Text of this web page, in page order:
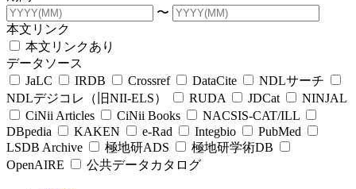
〜
本文リンク
本文リンクあり
データソース
JaLC
IRDB Crossref DataCite
NDLサーチ
NDLデジコレ（旧NII-ELS）
RUDA JDCat
NINJAL
CiNii Articles
CiNii Books
NACSIS-CAT/ILL
DBpedia
KAKEN e-Rad Integbio
PubMed
LSDB Archive
極地研ADS
極地研学術DB
OpenAIRE
公共データカタログ